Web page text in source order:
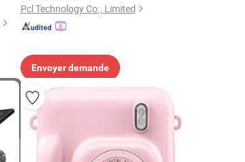
Pcl Technology Co., Limited
Envoyer demande